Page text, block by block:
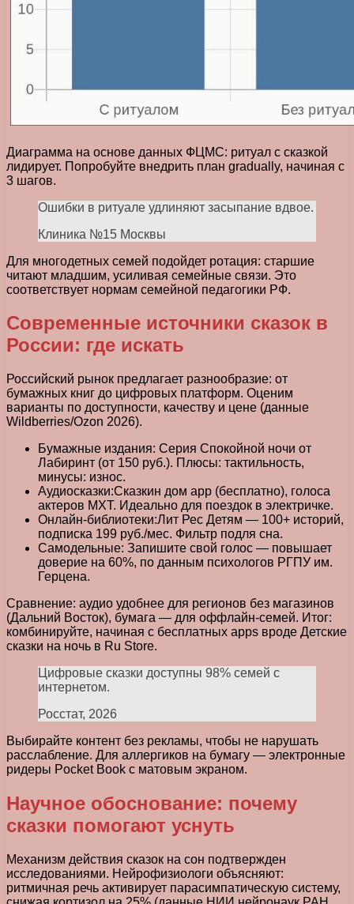
Диаграмма на основе данных ФЦМС: ритуал с сказкой
лидирует. Попробуйте внедрить план gradually, начиная с
3 шагов.
Ошибки в ритуале удлиняют засыпание вдвое.
Клиника №15 Москвы
Для многодетных семей подойдет ротация: старшие
читают младшим, усиливая семейные связи. Это
соответствует нормам семейной педагогики РФ.
Современные источники сказок в
России: где искать
Российский рынок предлагает разнообразие: от
бумажных книг до цифровых платформ. Оценим
варианты по доступности, качеству и цене (данные
Wildberries/Ozon 2026).
Бумажные издания: Серия Спокойной ночи от
Лабиринт (от 150 руб.). Плюсы: тактильность,
минусы: износ.
Аудиосказки:Сказкин дом app (бесплатно), голоса
актеров МХТ. Идеально для поездок в электричке.
Онлайн-библиотеки:Лит Рес Детям — 100+ историй,
подписка 199 руб./мес. Фильтр подля сна.
Самодельные: Запишите свой голос — повышает
доверие на 60%, по данным психологов РГПУ им.
Герцена.
Сравнение: аудио удобнее для регионов без магазинов
(Дальний Восток), бумага — для оффлайн-семей. Итог:
комбинируйте, начиная с бесплатных apps вроде Детские
сказки на ночь в Ru Store.
Цифровые сказки доступны 98% семей с
интернетом.
Росстат, 2026
Выбирайте контент без рекламы, чтобы не нарушать
расслабление. Для аллергиков на бумагу — электронные
ридеры Pocket Book с матовым экраном.
Научное обоснование: почему
сказки помогают уснуть
Механизм действия сказок на сон подтвержден
исследованиями. Нейрофизиологи объясняют:
ритмичная речь активирует парасимпатическую систему,